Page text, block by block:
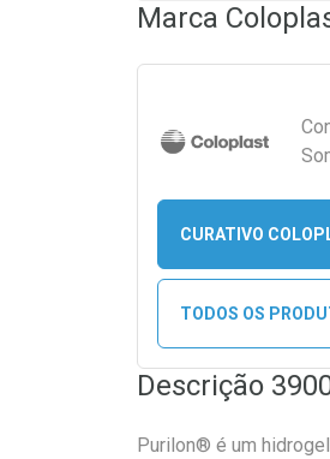
Marca
CURATIVO
TODOS OS
Descrição
Purilon® é um